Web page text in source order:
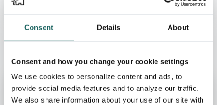
Consent Details About
Consent and how you change your cookie settings
We use cookies to personalize content and ads, to
provide social media features and to analyze our traffic.
We also share information about your use of our site with